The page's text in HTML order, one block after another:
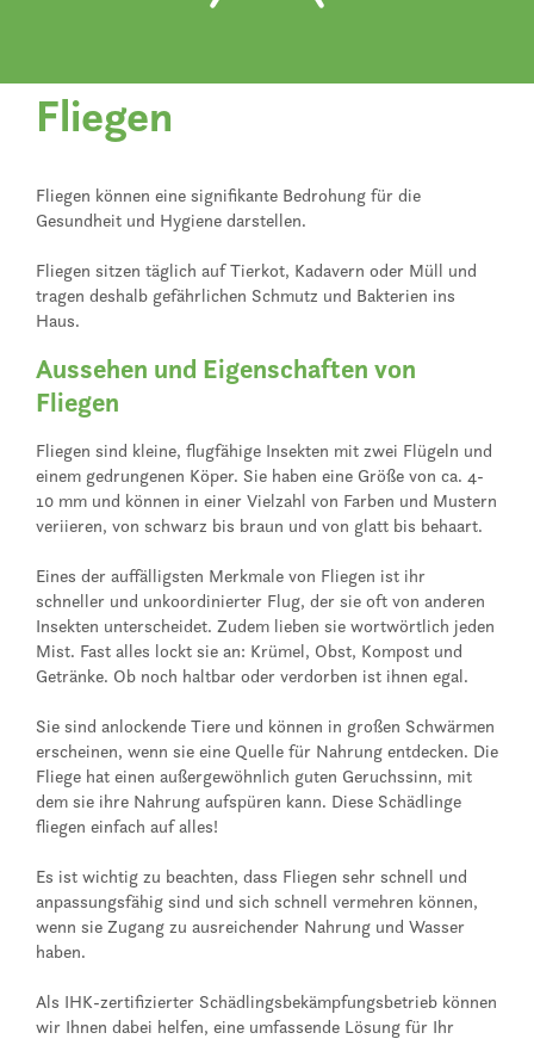
Fliegen
Fliegen können eine signifikante Bedrohung für die
Gesundheit und Hygiene darstellen.
Fliegen sitzen täglich auf Tierkot, Kadavern oder Müll und
tragen deshalb gefährlichen Schmutz und Bakterien ins
Haus.
Aussehen und Eigenschaften von
Fliegen
Fliegen sind kleine, flugfähige Insekten mit zwei Flügeln und
einem gedrungenen Köper. Sie haben eine Größe von ca. 4-
10 mm und können in einer Vielzahl von Farben und Mustern
veriieren, von schwarz bis braun und von glatt bis behaart.
Eines der auffälligsten Merkmale von Fliegen ist ihr
schneller und unkoordinierter Flug, der sie oft von anderen
Insekten unterscheidet. Zudem lieben sie wortwörtlich jeden
Mist. Fast alles lockt sie an: Krümel, Obst, Kompost und
Getränke. Ob noch haltbar oder verdorben ist ihnen egal.
Sie sind anlockende Tiere und können in großen Schwärmen
erscheinen, wenn sie eine Quelle für Nahrung entdecken. Die
Fliege hat einen außergewöhnlich guten Geruchssinn, mit
dem sie ihre Nahrung aufspüren kann. Diese Schädlinge
fliegen einfach auf alles!
Es ist wichtig zu beachten, dass Fliegen sehr schnell und
anpassungsfähig sind und sich schnell vermehren können,
wenn sie Zugang zu ausreichender Nahrung und Wasser
haben.
Als IHK-zertifizierter Schädlingsbekämpfungsbetrieb können
wir Ihnen dabei helfen, eine umfassende Lösung für Ihr